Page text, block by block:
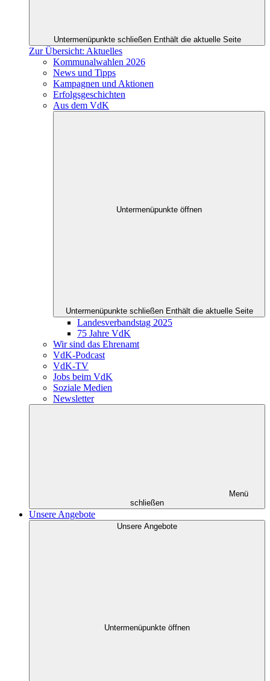
Untermenüpunkte schließen Enthält die aktuelle Seite
Zur Übersicht: Aktuelles
Kommunalwahlen 2026
News und Tipps
Kampagnen und Aktionen
Erfolgsgeschichten
Aus dem VdK
Untermenüpunkte öffnen
Untermenüpunkte schließen Enthält die aktuelle Seite
Landesverbandstag 2025
75 Jahre VdK
Wir sind das Ehrenamt
VdK-Podcast
VdK-TV
Jobs beim VdK
Soziale Medien
Newsletter
Menü
schließen
Unsere Angebote
Unsere Angebote
Untermenüpunkte öffnen